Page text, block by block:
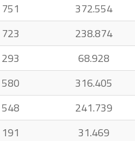
751
372.554
723
238.874
293
68.928
580
316.405
548
241.739
191
31.469